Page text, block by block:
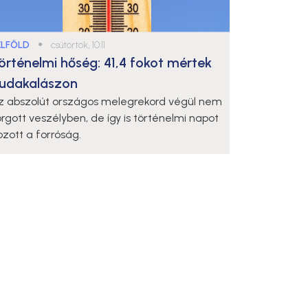
● csütörtök, 10:11
hőség: 41,4 fokot mértek
abszolút országos melegrekord végül nem
veszélyben, de így is történelmi napot
a forróság.